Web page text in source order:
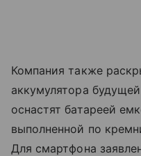
Компания также
аккумулятора
оснастят батареей
выполненной по
Для смартфона